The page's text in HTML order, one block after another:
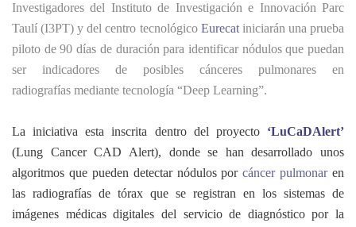
Investigadores del Instituto de Investigación e Innovación Parc
Taulí (I3PT) y del centro tecnológico Eurecatiniciarán una prueba
piloto de 90 días de duración para identificar nódulos que puedan
ser indicadores de posibles cánceres pulmonares en
radiografías mediante tecnología “Deep Learning”.
La iniciativa esta inscrita dentro del proyecto‘LuCaDAlert’
(Lung Cancer CAD Alert), donde se han desarrollado unos
algoritmos que pueden detectar nódulos porcáncer pulmonaren
las radiografías de tórax que se registran en los sistemas de
imágenes médicas digitales del servicio de diagnóstico por la